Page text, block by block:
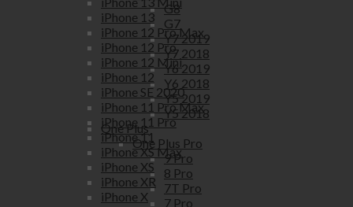
G8
G7
Y7 2019
Y7 2018
Y6 2019
Y6 2018
Y5 2019
Y5 2018
One Plus
One Plus Pro
9 Pro
8 Pro
7T Pro
7 Pro
iPhone 13
iPhone 12 Pro Max
iPhone 12 Pro
iPhone 12 Mini
iPhone 12
iPhone SE 2020
iPhone 11 Pro Max
iPhone 11 Pro
iPhone 11
iPhone XS Max
iPhone XS
iPhone XR
iPhone X